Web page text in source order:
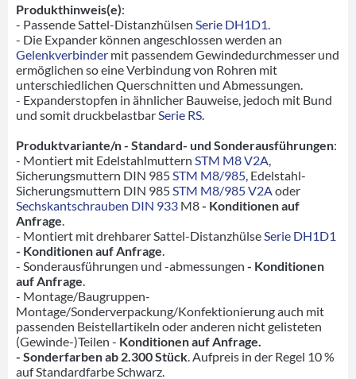
Produkthinweis(e):
- Passende Sattel-Distanzhülsen Serie DH1D1
- Die Expander können angeschlossen werden an
Gelenkverbinder mit passendem Gewindedurchmesser und
ermöglichen so eine Verbindung von Rohren mit
unterschiedlichen Querschnitten und Abmessungen.
- Expanderstopfen in ähnlicher Bauweise, jedoch mit Bund
und somit druckbelastbar Serie RS
Produktvariante/n - Standard- und Sonderausführungen:
- Montiert mit Edelstahlmuttern STM M8 V2A
Sicherungsmuttern DIN 985 STM M8/985 , Edelstahl-
Sicherungsmuttern DIN 985 STM M8/985 V2A oder
Sechskantschrauben DIN 933 M8- Konditionen auf
Anfrage
- Montiert mit drehbarer Sattel-Distanzhülse Serie DH1D1
- Konditionen auf Anfrage
- Sonderausführungen und -abmessungen - Konditionen
auf Anfrage
- Montage/Baugruppen-
Montage/Sonderverpackung/Konfektionierung auch mit
passenden Beistellartikeln oder anderen nicht gelisteten
(Gewinde-)Teilen - Konditionen auf Anfrage.
- Sonderfarben ab 2.300 Stück . Aufpreis in der Regel 10 %
auf Standardfarbe Schwarz.